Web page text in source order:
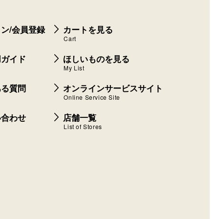
/会員登録 カートを見る
Cart
イド ほしいものを見る
My List
質問 オンラインサービスサイト
Online Service Site
わせ 店舗一覧
List of Stores